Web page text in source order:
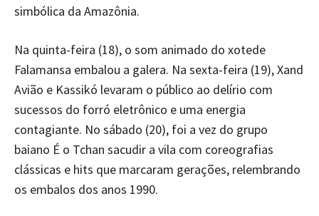
simbólica da Amazônia.
Na quinta-feira (18), o som animado do xotede
Falamansa embalou a galera. Na sexta-feira (19), Xand
Avião e Kassikó levaram o público ao delírio com
sucessos do forró eletrônico e uma energia
contagiante. No sábado (20), foi a vez do grupo
baiano É o Tchan sacudir a vila com coreografias
clássicas e hits que marcaram gerações, relembrando
os embalos dos anos 1990.